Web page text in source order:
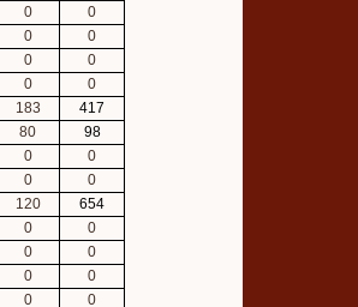
0
0
0
0
0
0
0
0
183
417
80
98
0
0
0
0
120
654
0
0
0
0
0
0
0 0